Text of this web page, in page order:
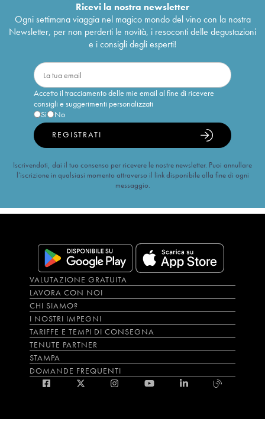
Ricevi la nostra newsletter
Ogni settimana viaggia nel magico mondo del vino con la nostra
Newsletter, per non perderti le novità, i resoconti delle degustazioni
e i consigli degli esperti!
Accetto il tracciamento delle mie email al fine di ricevere
consigli e suggerimenti personalizzati
Sì
No
REGISTRATI
Iscrivendoti, dai il tuo consenso per ricevere le nostre newsletter. Puoi annullare
l’iscrizione in qualsiasi momento attraverso il link disponibile alla fine di ogni
messaggio.
VALUTAZIONE GRATUITA
LAVORA CON NOI
CHI SIAMO?
I NOSTRI IMPEGNI
TARIFFE E TEMPI DI CONSEGNA
TENUTE PARTNER
STAMPA
DOMANDE FREQUENTI